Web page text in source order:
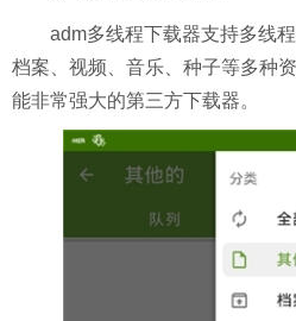
adm多线程下载器支持多线
档案、视频、音乐、种子等多种
能非常强大的第三方下载器。